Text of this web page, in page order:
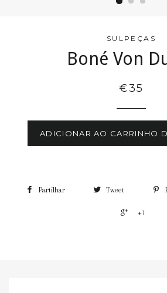
SULPEÇAS
Boné Von
€35
ADICIONAR AO CARRINHO
Partilhar Tweet
+1